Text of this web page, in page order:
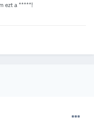
ezt a *****!